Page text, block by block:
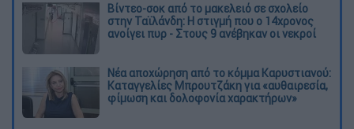
Βίντεο-σοκ από το μακελειό σε σχολείο
στην Ταϊλάνδη: Η στιγμή που ο 14χρονος
ανοίγει πυρ - Στους 9 ανέβηκαν οι νεκροί
Νέα αποχώρηση από το κόμμα Καρυστιανού:
Καταγγελίες Μπρουτζάκη για «αυθαιρεσία,
φίμωση και δολοφονία χαρακτήρων»